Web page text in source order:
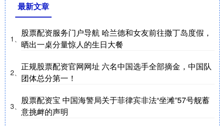
最新文章
1、
股票配资服务门户导航 哈兰德和女友前往撒丁岛度假，
晒出一桌分量惊人的生日大餐
2、
正规股票配资官网网址 六名中国选手全部摘金，中国队
团体总分第一！
3、
股票配资宝 中国海警局关于菲律宾非法“坐滩”57号舰蓄
意挑衅的声明